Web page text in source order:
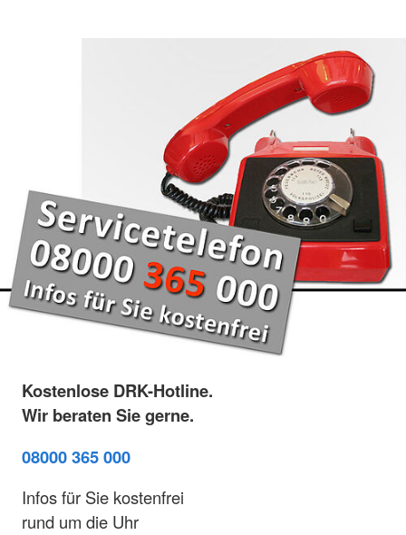
Kostenlose DRK-Hotline.
Wir beraten Sie gerne.
08000 365 000
Infos für Sie kostenfrei
rund um die Uhr